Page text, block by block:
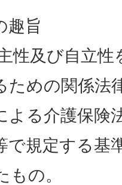
趣旨
性及び自立
ための関係法
よる介護保険
で規定する基
もの。